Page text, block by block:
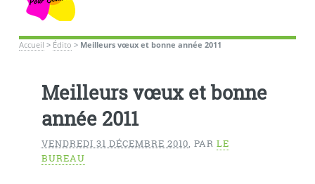
Accueil > Édito > Meilleurs vœux et bonne année 2011
Meilleurs vœux et bonne
année 2011
VENDREDI 31 DÉCEMBRE 2010, PAR LE
BUREAU